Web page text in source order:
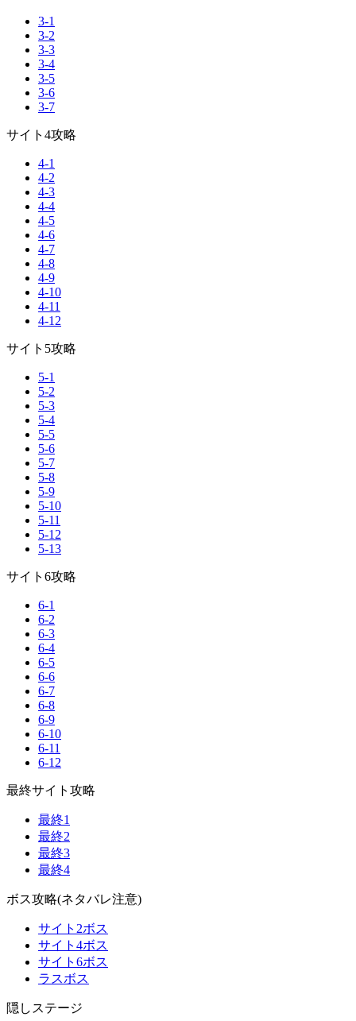
3-1
3-2
3-3
3-4
3-5
3-6
3-7
サイト4攻略
4-1
4-2
4-3
4-4
4-5
4-6
4-7
4-8
4-9
4-10
4-11
4-12
サイト5攻略
5-1
5-2
5-3
5-4
5-5
5-6
5-7
5-8
5-9
5-10
5-11
5-12
5-13
サイト6攻略
6-1
6-2
6-3
6-4
6-5
6-6
6-7
6-8
6-9
6-10
6-11
6-12
最終サイト攻略
最終1
最終2
最終3
最終4
ボス攻略(ネタバレ注意)
サイト2ボス
サイト4ボス
サイト6ボス
ラスボス
隠しステージ